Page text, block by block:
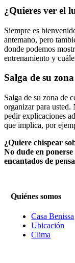
¿Quieres ver el
Siempre es
antemano, pero
donde podemos
entrenamiento y
Salga de su
Salga de su zona de
organizar para usted.
pedir explicaciones
que implica, por
¿Quiere chispear
No dude en
encantados de
Quiénes somos
Casa Benissa
Ubicación
Clima